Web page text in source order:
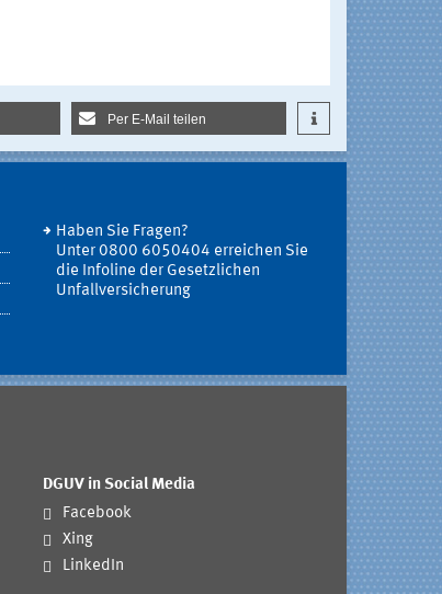
Per E-Mail teilen
Haben Sie Fragen?
Unter 0800 6050404 erreichen Sie
die Infoline der Gesetzlichen
Unfallversicherung
DGUV in Social Media
Facebook
Xing
LinkedIn